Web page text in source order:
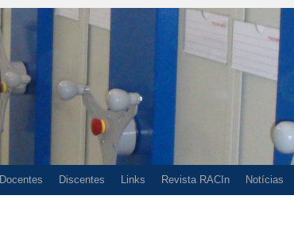
Docentes Discentes Links Revista RACIn Notícias